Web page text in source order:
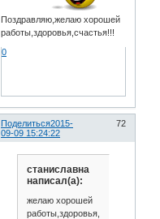
Поздравляю,желаю хорошей
работы,здоровья,счастья!!!
0
Поделиться 72
2015-
09-09 15:24:22
станиславна
написал(а):
желаю хорошей
работы,здоровья,счастья!!!